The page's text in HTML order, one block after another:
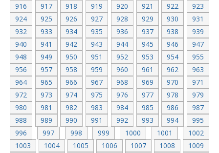
916
917 918 919 920 921 922
923
924
925 926 927 928 929 930
931
932
933 934 935 936 937 938
939
940
941 942 943 944 945 946
947
948
949 950 951 952 953 954
955
956
957 958 959 960 961 962
963
964
965 966 967 968 969 970
971
972
973 974 975 976 977 978
979
980
981 982 983 984 985 986
987
988
989 990 991 992 993 994
995
996
997 998 999 1000 1001
1002
1003
1004 1005 1006 1007 1008
1009